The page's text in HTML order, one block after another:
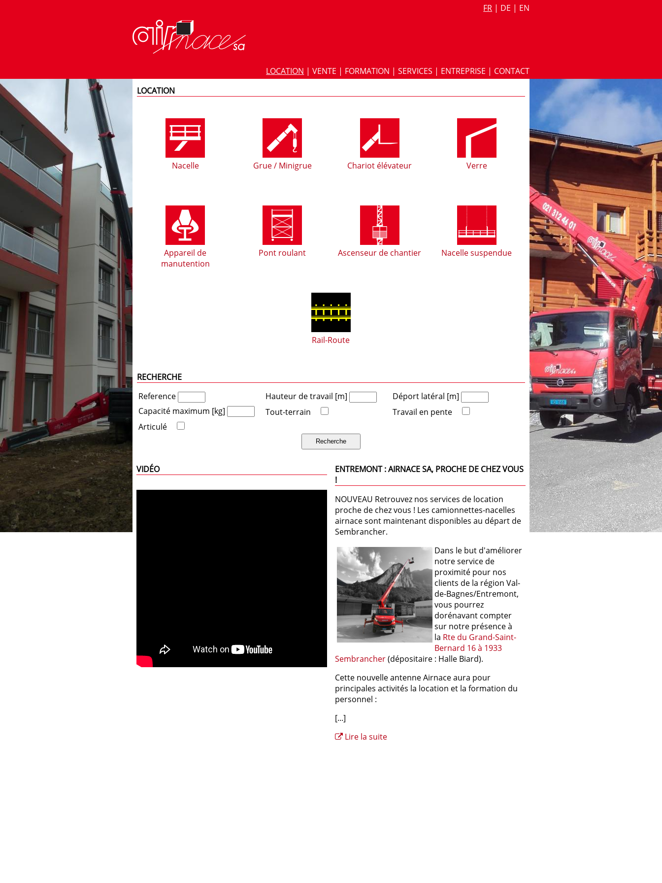
FR | DE | EN
LOCATION |VENTE | FORMATION |SERVICES | ENTREPRISE | CONTACT
LOCATION
Nacelle Grue / Minigrue Chariot élévateur Verre
Appareil de
manutention
Pont roulant Ascenseur de chantier Nacelle suspendue
Rail-Route
RECHERCHE
Reference
Hauteur de travail [m]
Déport latéral [m]
Capacité maximum [kg]
Tout-terrain
Travail en pente
Articulé
VIDÉO
ENTREMONT : AIRNACE SA, PROCHE DE CHEZ VOUS
!
NOUVEAU Retrouvez nos services de location
proche de chez vous ! Les camionnettes-nacelles
airnace sont maintenant disponibles au départ de
Sembrancher.
Dans le but d'améliorer
notre service de
proximité pour nos
clients de la région Val-
de-Bagnes/Entremont,
vous pourrez
dorénavant compter
sur notre présence à
la Rte du Grand-Saint-
Bernard 16 à 1933
Sembrancher(dépositaire : Halle Biard).
Cette nouvelle antenne Airnace aura pour
principales activités la location et la formation du
personnel :
[...]
Lire la suite